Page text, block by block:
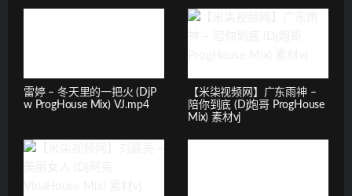
雷婷 – 冬天里的一把火 (DjP
w ProgHouse Mix) VJ.mp4
【米柒视频网】广东雨神 –
陪你到底 (Dj炮哥 ProgHouse
Mix) 素材vj